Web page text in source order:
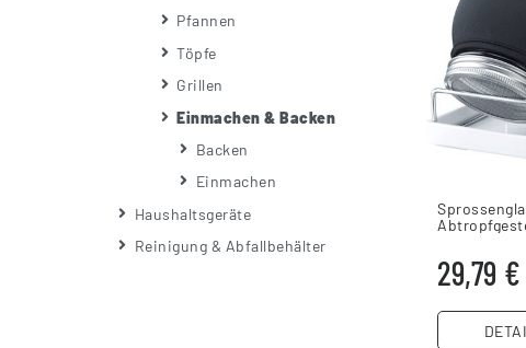
Pfannen
Töpfe
Grillen
Einmachen & Backen
Backen
Einmachen
Haushaltsgeräte
Reinigung & Abfallbehälter
29,79 €